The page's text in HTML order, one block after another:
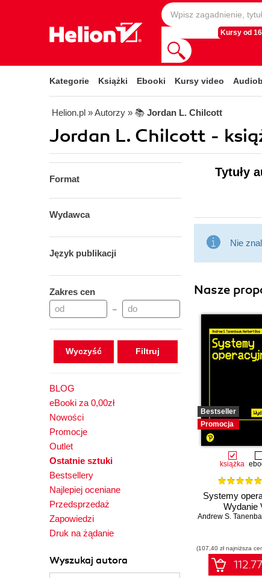
Kursy od
Kategorie Książki Ebooki Kursy video
Helion.pl » Autorzy » 📚 Jordan L. Chilcott
Jordan L. Chilcott -
Format
Wydawca
Język publikacji
Zakres cen
–
Wyczyść
BLOG
eBooki za 0,00zł
Nowości
Promocje
Outlet
Ostatnie sztuki
Bestsellery
Najlepiej oceniane
Przedsprzedaż
Zapowiedzi
Druk na żądanie
Wyszukaj autora
Tytuły
Nie
Nasze
Bestseller
Promocja
książka
Systemy
Wydanie
Andrew S.
(107,40 zł najniższa